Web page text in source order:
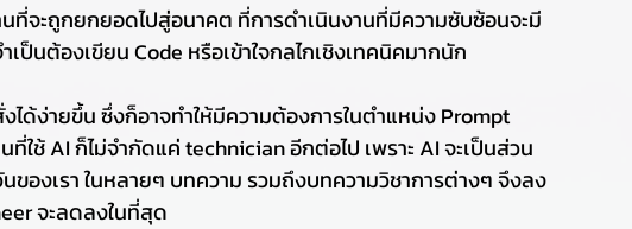
ที่จะถูกยกยอดไปสู่อนาคต ที่การดำเนินงานที่มีความซับซ้อนจะมี
ป็นต้องเขียน Code หรือเข้าใจกลไกเชิงเทคนิคมากนัก
ได้ง่ายขึ้น ซึ่งก็อาจทำให้มีความต้องการในตำแหน่ง Prompt
ใช้ AI ก็ไม่จำกัดแค่ technician อีกต่อไป เพราะ AI จะเป็นส่วน
ของเรา ในหลายๆ บทความ รวมถึงบทความวิชาการต่างๆ จึงลง
จะลดลงในที่สุด